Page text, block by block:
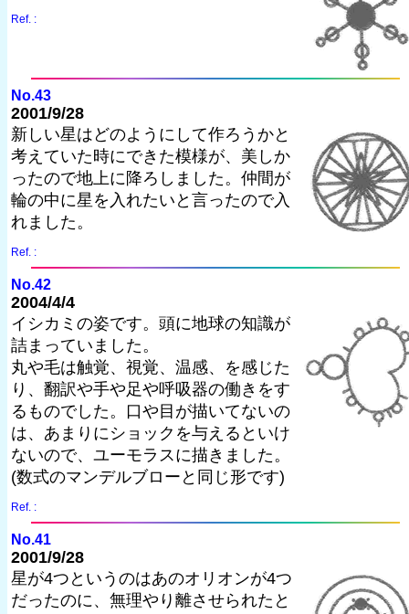
Ref. :
No.43
2001/9/28
新しい星はどのようにして作ろうかと
考えていた時にできた模様が、美しか
ったので地上に降ろしました。仲間が
輪の中に星を入れたいと言ったので入
れました。
Ref. :
No.42
2004/4/4
イシカミの姿です。頭に地球の知識が
詰まっていました。
丸や毛は触覚、視覚、温感、を感じた
り、翻訳や手や足や呼吸器の働きをす
るものでした。口や目が描いてないの
は、あまりにショックを与えるといけ
ないので、ユーモラスに描きました。
(数式のマンデルブローと同じ形です)
Ref. :
No.41
2001/9/28
星が4つというのはあのオリオンが4つ
だったのに、無理やり離させられたと